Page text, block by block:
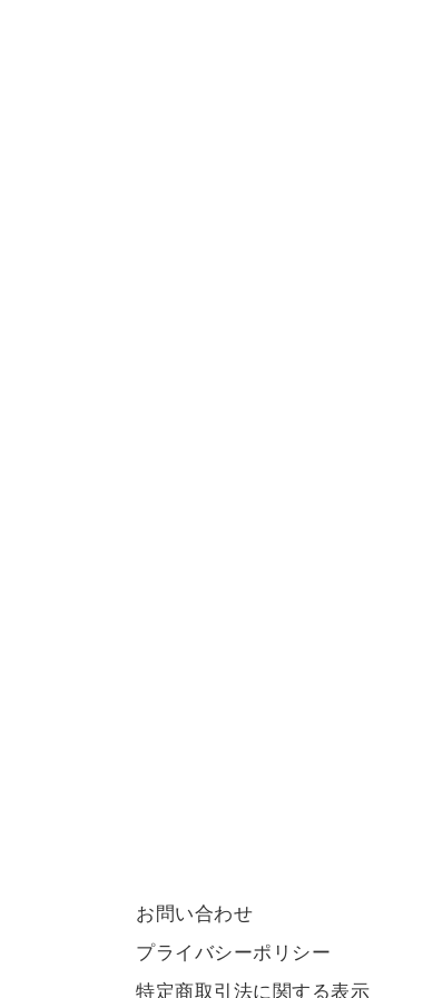
お問い合わせ
プライバシーポリシー
特定商取引法に関する表示